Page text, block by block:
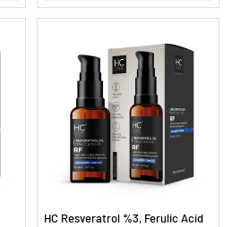
HC Resveratrol %3, Ferulic Acid